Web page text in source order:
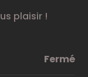
plaisir !
Fermé